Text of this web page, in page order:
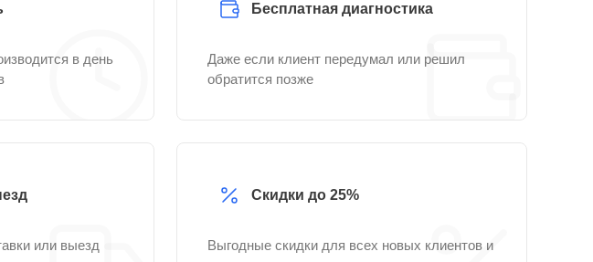
в день
Бесплатная диагностика
Даже если клиент передумал или решил
обратится позже
или выезд
Скидки до 25%
Выгодные скидки для всех новых клиентов и